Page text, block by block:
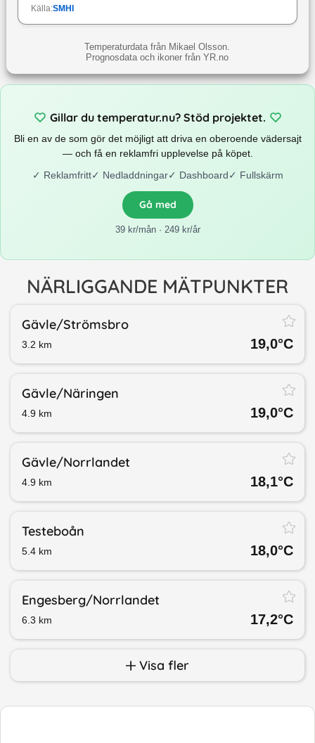
Källa:SMHI
Temperaturdata från Mikael Olsson.
Prognosdata och ikoner från YR.no
Gillar du temperatur.nu? Stöd projektet.
Bli en av de som gör det möjligt att driva en oberoende vädersajt
— och få en reklamfri upplevelse på köpet.
✓ Reklamfritt✓ Nedladdningar✓ Dashboard✓ Fullskärm
Gå med
39 kr/mån · 249 kr/år
NÄRLIGGANDE MÄTPUNKTER
Gävle/​Strömsbro
3.2 km 19,0°C
Gävle/​Näringen
4.9 km 19,0°C
Gävle/​Norrlandet
4.9 km 18,1°C
Testeboån
5.4 km 18,0°C
Engesberg/​Norrlandet
6.3 km 17,2°C
Visa fler